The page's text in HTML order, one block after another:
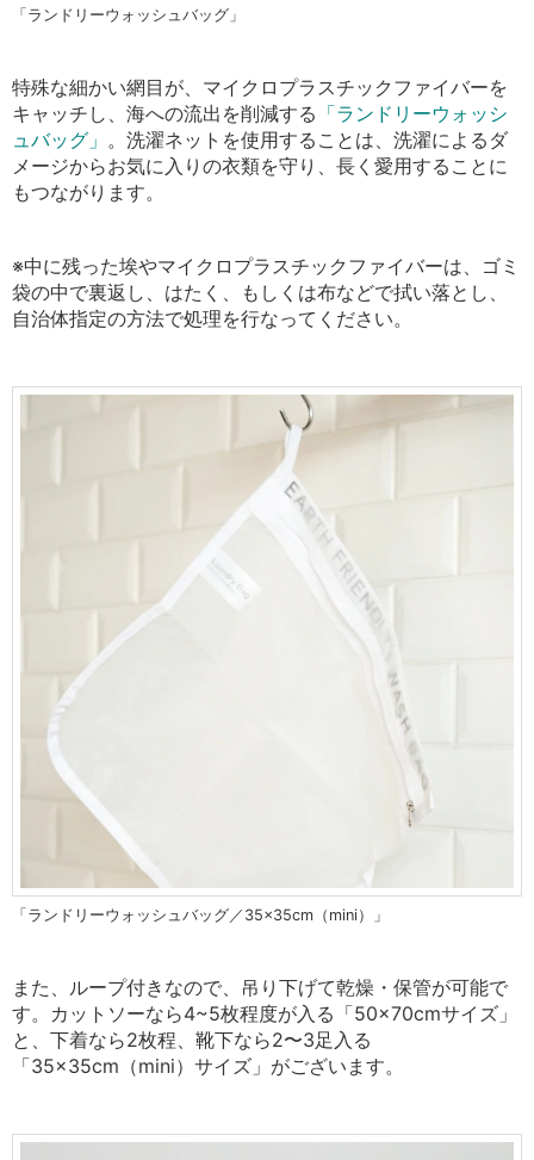
「ランドリーウォッシュバッグ」
特殊な細かい網目が、マイクロプラスチックファイバーを
キャッチし、海への流出を削減する 「ランドリーウォッシ
ュバッグ」 。 洗濯ネットを使用することは、洗濯によるダ
メージからお気に入りの衣類を守り、長く愛用することに
もつながります。
※中に残った埃やマイクロプラスチックファイバーは、ゴミ
袋の中で裏返し、はたく、もしくは布などで拭い落とし、
自治体指定の方法で処理を行なってください。
「ランドリーウォッシュバッグ／35×35cm（mini）」
また、ループ付きなので、吊り下げて乾燥・保管が可能で
す。カットソーなら4~5枚程度が入る「50×70cmサイズ」
と、下着なら2枚程、靴下なら2〜3足入る
「35×35cm（mini）サイズ」がございます。